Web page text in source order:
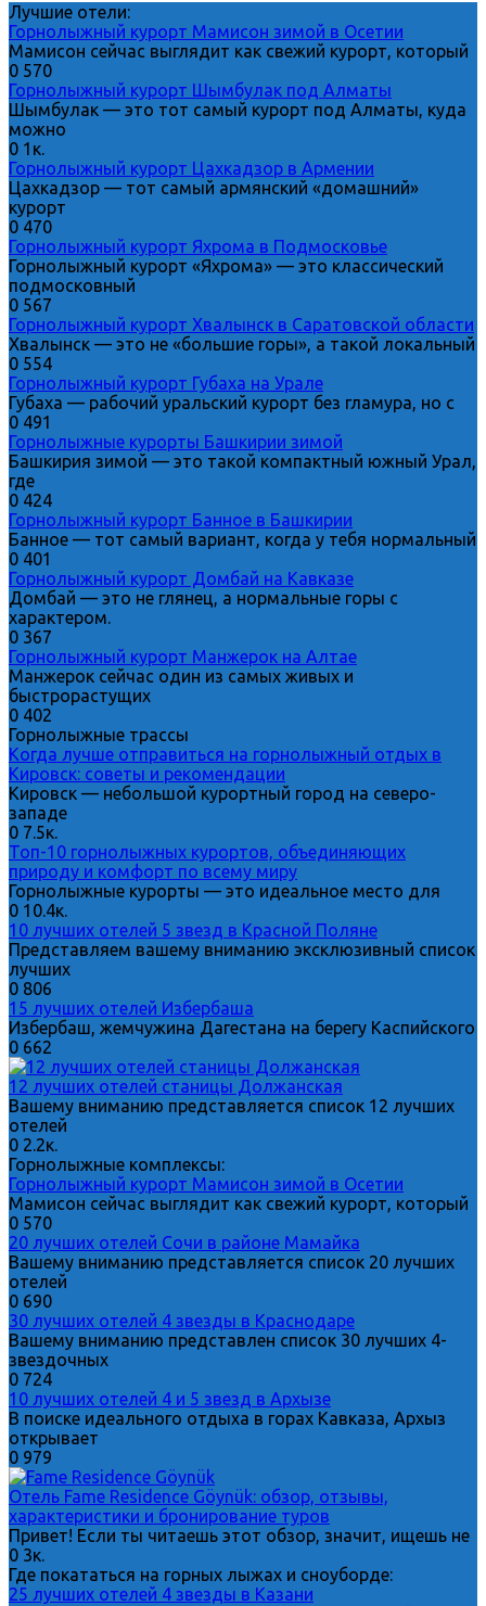
Лучшие отели:
Горнолыжный курорт Мамисон зимой в Осетии
Мамисон сейчас выглядит как свежий курорт, который
0 570
Горнолыжный курорт Шымбулак под Алматы
Шымбулак — это тот самый курорт под Алматы, куда
можно
0 1к.
Горнолыжный курорт Цахкадзор в Армении
Цахкадзор — тот самый армянский «домашний»
курорт
0 470
Горнолыжный курорт Яхрома в Подмосковье
Горнолыжный курорт «Яхрома» — это классический
подмосковный
0 567
Горнолыжный курорт Хвалынск в Саратовской области
Хвалынск — это не «большие горы», а такой локальный
0 554
Горнолыжный курорт Губаха на Урале
Губаха — рабочий уральский курорт без гламура, но с
0 491
Горнолыжные курорты Башкирии зимой
Башкирия зимой — это такой компактный южный Урал,
где
0 424
Горнолыжный курорт Банное в Башкирии​
Банное — тот самый вариант, когда у тебя нормальный
0 401
Горнолыжный курорт Домбай на Кавказе
Домбай — это не глянец, а нормальные горы с
характером.
0 367
Горнолыжный курорт Манжерок на Алтае
Манжерок сейчас один из самых живых и
быстрорастущих
0 402
Горнолыжные трассы
Когда лучше отправиться на горнолыжный отдых в
Кировск: советы и рекомендации
Кировск — небольшой курортный город на северо-
западе
0 7.5к.
Топ-10 горнолыжных курортов, объединяющих
природу и комфорт по всему миру
Горнолыжные курорты — это идеальное место для
0 10.4к.
10 лучших отелей 5 звезд в Красной Поляне
Представляем вашему вниманию эксклюзивный список
лучших
0 806
15 лучших отелей Избербаша
Избербаш, жемчужина Дагестана на берегу Каспийского
0 662
12 лучших отелей станицы Должанская
Вашему вниманию представляется список 12 лучших
отелей
0 2.2к.
Горнолыжные комплексы:
Горнолыжный курорт Мамисон зимой в Осетии
Мамисон сейчас выглядит как свежий курорт, который
0 570
20 лучших отелей Сочи в районе Мамайка
Вашему вниманию представляется список 20 лучших
отелей
0 690
30 лучших отелей 4 звезды в Краснодаре
Вашему вниманию представлен список 30 лучших 4-
звездочных
0 724
10 лучших отелей 4 и 5 звезд в Архызе
В поиске идеального отдыха в горах Кавказа, Архыз
открывает
0 979
Отель Fame Residence Göynük: обзор, отзывы,
характеристики и бронирование туров
Привет! Если ты читаешь этот обзор, значит, ищешь не
0 3к.
Где покататься на горных лыжах и сноуборде:
25 лучших отелей 4 звезды в Казани